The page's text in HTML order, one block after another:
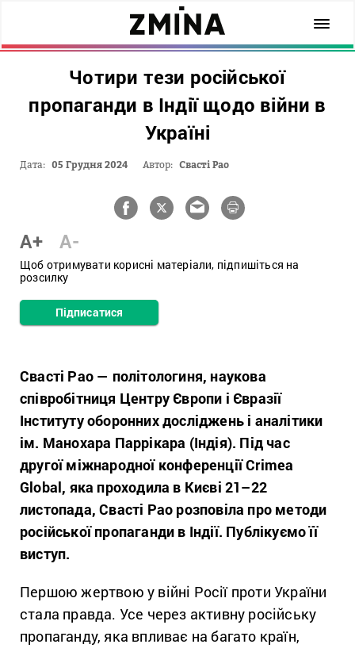
Чотири тези російської
пропаганди в Індії щодо війни в
Україні
Дата: 05 Грудня 2024 Автор: Свасті Рао
A+ A-
Щоб отримувати корисні матеріали, підпишіться на
розсилку
Підписатися
Свасті Рао — політологиня, наукова
співробітниця Центру Європи і Євразії
Інституту оборонних досліджень і аналітики
ім. Манохара Паррікара (Індія). Під час
другої міжнародної конференції Crimea
Global, яка проходила в Києві 21–22
листопада, Свасті Рао розповіла про методи
російської пропаганди в Індії. Публікуємо її
виступ.
Першою жертвою у війні Росії проти України
стала правда. Усе через активну російську
пропаганду, яка впливає на багато країн,